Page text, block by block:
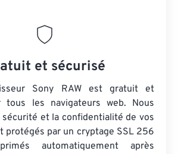
et sécurisé
Sony RAW est gratuit et
tous les navigateurs web. Nous
sécurité et la confidentialité de vos
protégés par un cryptage SSL 256
automatiquement après